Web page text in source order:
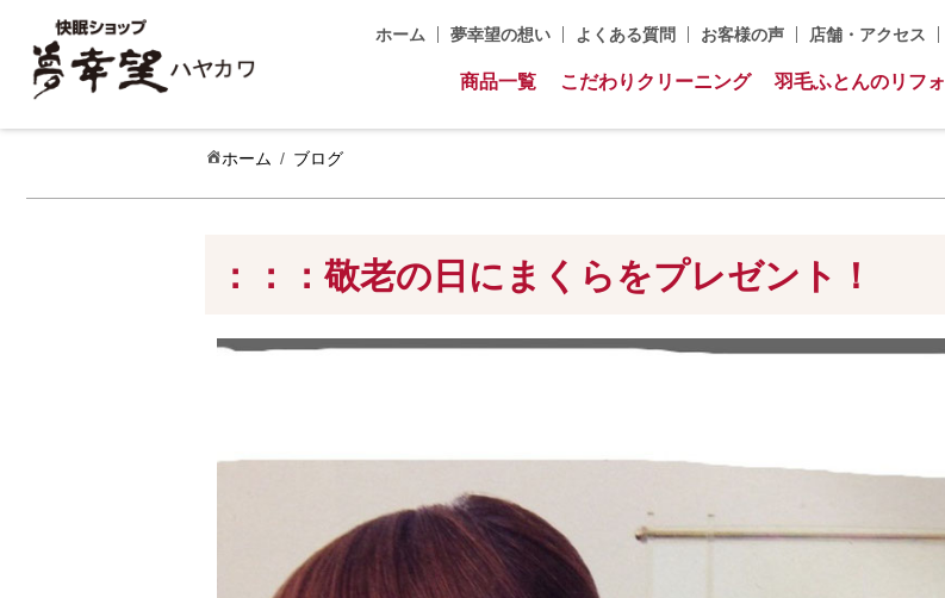
ホーム 夢幸望の想い よくある質問 お客様の声 店舗・アクセス
商品一覧 こだわりクリーニング 羽毛ふとんのリフ
ホーム ブログ
：：：敬老の日にまくらをプレゼント！